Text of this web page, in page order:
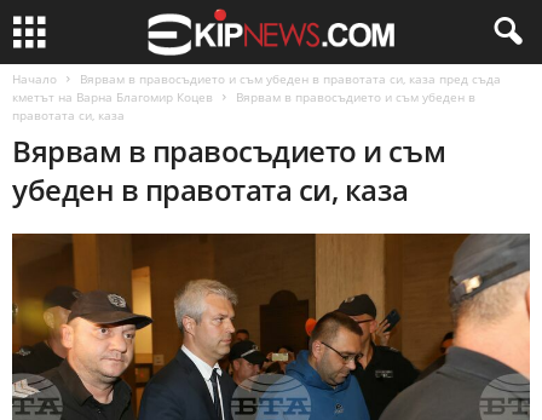
Начало
Вярвам в правосъдието и съм убеден в правотата си, каза пред съда
кметът на Варна Благомир Коцев
Вярвам в правосъдието и съм убеден в
правотата си, каза
Вярвам в правосъдието и съм
убеден в правотата си, каза